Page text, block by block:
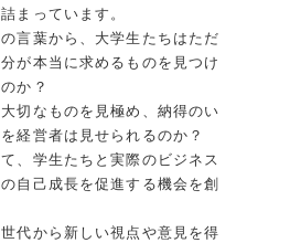
よくある質問
事務局
まっています。
言葉から、大学生たちはただ
が本当に求めるものを見つけ
か？
切なものを見極め、納得のい
経営者は見せられるのか？
、学生たちと実際のビジネス
自己成長を促進する機会を創
代から新しい視点や意見を得